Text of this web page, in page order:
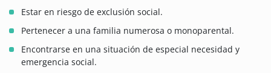
Estar en riesgo de exclusión social.
Pertenecer a una familia numerosa o monoparental.
Encontrarse en una situación de especial necesidad y
emergencia social.